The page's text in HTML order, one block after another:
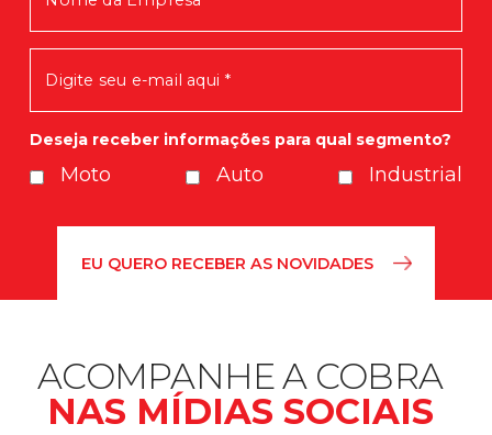
Deseja receber informações para qual segmento?
Moto Auto Industrial
Em breve você receberá nossas
novidades.
ACOMPANHE A COBRA
NAS MÍDIAS SOCIAIS